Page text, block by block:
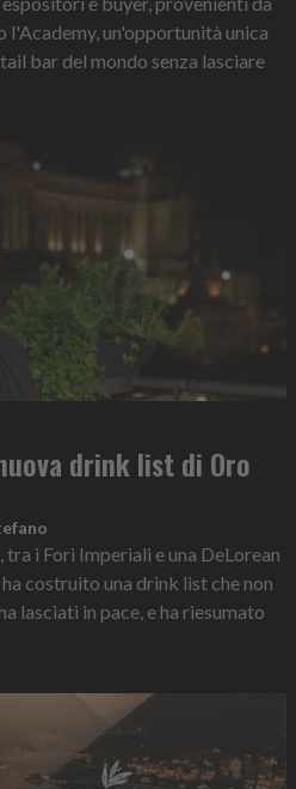
l'Academy, un'opportunità unica
bar del mondo senza lasciare
drink list di Oro
i Fori Imperiali e una DeLorean
costruito una drink list che non
lasciati in pace, e ha riesumato